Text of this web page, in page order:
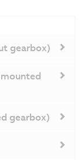
gearbox)
gearbox)